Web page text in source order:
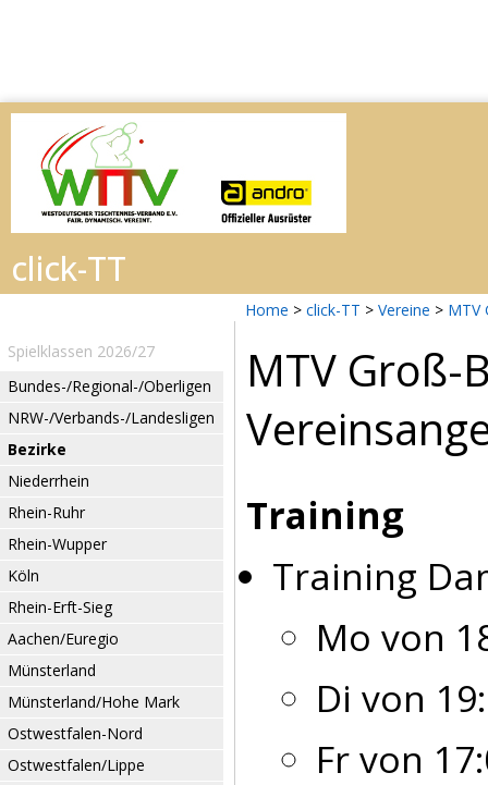
Home > click-TT > Vereine > MTV
Spielklassen 2026/27
Bundes-/Regional-/Oberligen
NRW-/Verbands-/Landesligen
Bezirke
Niederrhein
Rhein-Ruhr
Rhein-Wupper
Köln
Rhein-Erft-Sieg
Aachen/Euregio
Münsterland
Münsterland/Hohe Mark
Ostwestfalen-Nord
Ostwestfalen/Lippe
MTV Groß-
Training
Training
Mo von
Di von
Fr von